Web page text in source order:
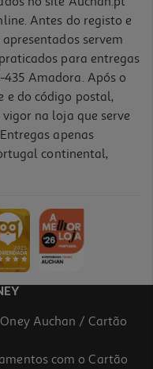
Antes do registo e
servem
para entregas
Amadora. Após o
e do código postal,
na loja que serve
apenas
continental,
Auchan / Cartão
com o Cartão